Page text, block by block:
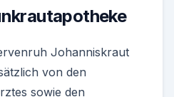
Johanniskraut
von den
sowie den